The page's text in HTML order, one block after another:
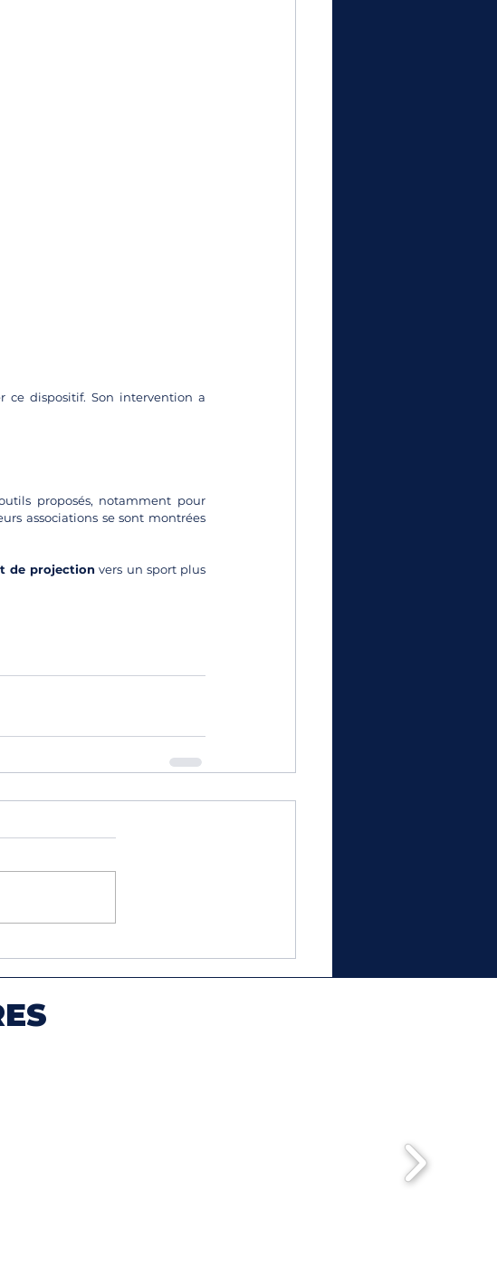
ce dispositif. Son intervention a
proposés, notamment pour
associations se sont montrées
de projection vers un sport plus